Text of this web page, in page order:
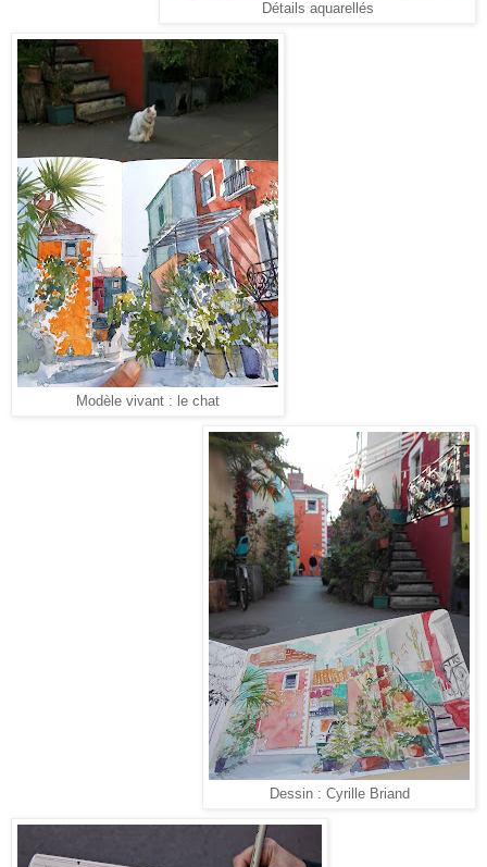
Détails aquarellés
Modèle vivant : le chat
Dessin : Cyrille Briand